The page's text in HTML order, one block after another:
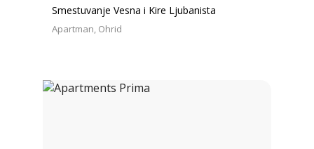
Smestuvanje Vesna i Kire Ljubanista
Apartman Ohrid